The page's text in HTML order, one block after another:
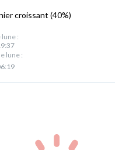
croissant (40%)
:
lune :